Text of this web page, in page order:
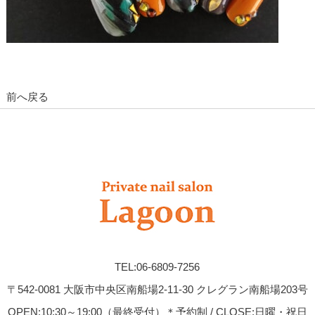
前へ戻る
TEL:06-6809-7256
〒542-0081 大阪市中央区南船場2-11-30 クレグラン南船場203号
OPEN:10:30～19:00（最終受付）＊予約制 / CLOSE:日曜・祝日